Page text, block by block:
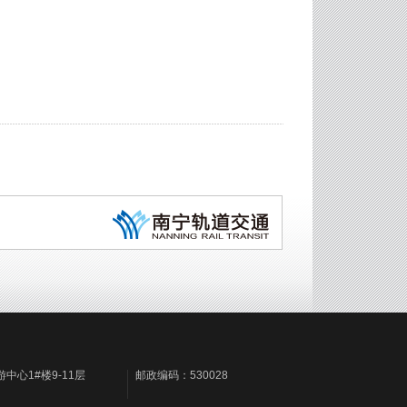
中心1#楼9-11层 邮政编码：530028